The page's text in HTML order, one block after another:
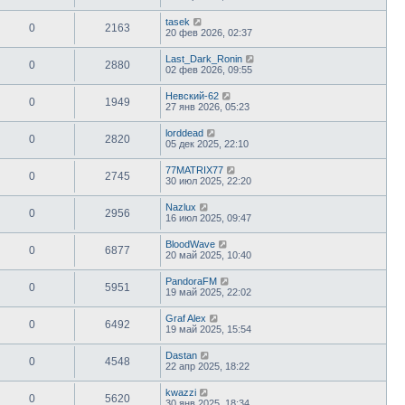
0 2163
tasek
20 фев 2026, 02:37
0 2880
Last_Dark_Ronin
02 фев 2026, 09:55
0 1949
Невский-62
27 янв 2026, 05:23
0 2820
lorddead
05 дек 2025, 22:10
0 2745
77MATRIX77
30 июл 2025, 22:20
0 2956
Nazlux
16 июл 2025, 09:47
0 6877
BloodWave
20 май 2025, 10:40
0 5951
PandoraFM
19 май 2025, 22:02
0 6492
Graf Alex
19 май 2025, 15:54
0 4548
Dastan
22 апр 2025, 18:22
0 5620
kwazzi
30 янв 2025, 18:34